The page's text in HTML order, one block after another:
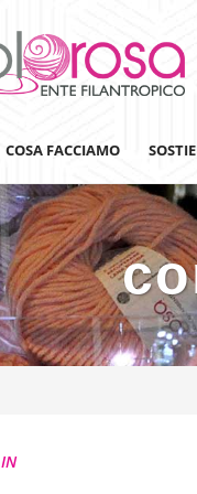
COSA FACCIAMO
Lanaterapia
Ricerca
Sensibilizzazione
IN